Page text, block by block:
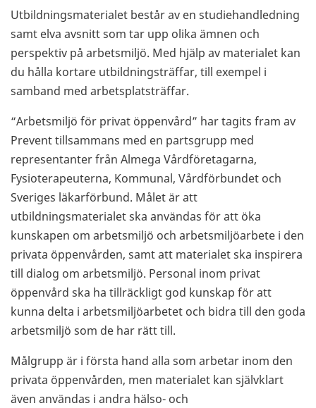
Utbildningsmaterialet består av en studiehandledning
samt elva avsnitt som tar upp olika ämnen och
perspektiv på arbetsmiljö. Med hjälp av materialet kan
du hålla kortare utbildningsträffar, till exempel i
samband med arbetsplatsträffar.
“Arbetsmiljö för privat öppenvård” har tagits fram av
Prevent tillsammans med en partsgrupp med
representanter från Almega Vårdföretagarna,
Fysioterapeuterna, Kommunal, Vårdförbundet och
Sveriges läkarförbund. Målet är att
utbildningsmaterialet ska användas för att öka
kunskapen om arbetsmiljö och arbetsmiljöarbete i den
privata öppenvården, samt att materialet ska inspirera
till dialog om arbetsmiljö. Personal inom privat
öppenvård ska ha tillräckligt god kunskap för att
kunna delta i arbetsmiljöarbetet och bidra till den goda
arbetsmiljö som de har rätt till.
Målgrupp är i första hand alla som arbetar inom den
privata öppenvården, men materialet kan självklart
även användas i andra hälso- och